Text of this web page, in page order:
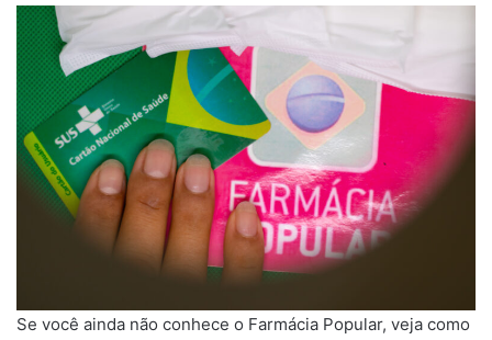
Se você ainda não conhece o Farmácia Popular, veja como